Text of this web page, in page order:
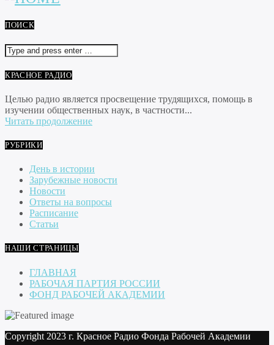
ПОИСК
КРАСНОЕ РАДИО
Целью радио является просвещение трудящихся, помощь в
изучении общественных наук, в частности...
Читать продолжение
РУБРИКИ
День в истории
Зарубежные новости
Новости
Ответы на вопросы
Расписание
Статьи
НАШИ СТРАНИЦЫ
ГЛАВНАЯ
РАБОЧАЯ ПАРТИЯ РОССИИ
ФОНД РАБОЧЕЙ АКАДЕМИИ
Copyright 2023 г. Красное Радио Фонда Рабочей Академии